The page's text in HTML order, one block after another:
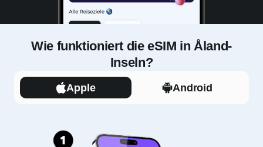
Wie funktioniert die eSIM in Åland-
Inseln?
Apple Android